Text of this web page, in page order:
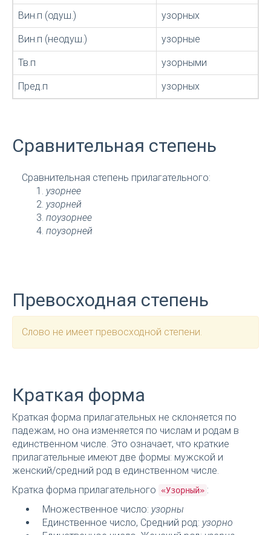
Вин.п (одуш.) узорных
Вин.п (неодуш.) узорные
Тв.п узорными
Пред.п узорных
Сравнительная степень
Сравнительная степень прилагательного:
узорнее
узорней
поузорнее
поузорней
Превосходная степень
Слово не имеет превосходной степени.
Краткая форма
Краткая форма прилагательных не склоняется по
падежам, но она изменяется по числам и родам в
единственном числе. Это означает, что краткие
прилагательные имеют две формы: мужской и
женский/средний род в единственном числе.
Кратка форма прилагательного
«Узорный» :
Множественное число: узорны
Единственное число, Средний род: узорно